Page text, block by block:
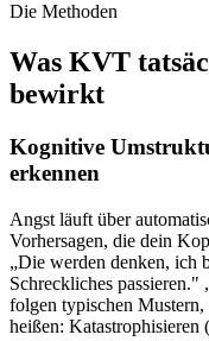
Die Methoden
Was KVT
bewirkt
Kognitive
erkennen
Angst läuft über
Vorhersagen, die dein
„Die werden denken, ich
Schreckliches passieren."
folgen typischen
heißen: Katastrophisieren